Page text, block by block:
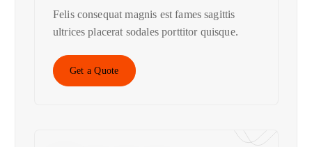
Felis consequat magnis est fames sagittis
ultrices placerat sodales porttitor quisque.
Get a Quote